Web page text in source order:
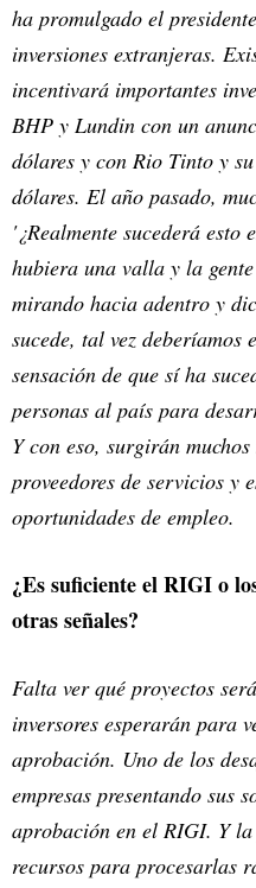
ha promulgado el
inversiones extranjeras.
incentivará importantes
BHP y Lundin con un
dólares y con Rio Tinto y
dólares. El año pasado,
'¿Realmente sucederá
hubiera una valla y la
mirando hacia adentro y
sucede, tal vez
sensación de que sí ha
personas al país para
Y con eso, surgirán
proveedores de servicios y
oportunidades de empleo.
¿Es suficiente el RIGI o
otras señales?
Falta ver qué proyectos
inversores esperarán para
aprobación. Uno de los
empresas presentando sus
aprobación en el RIGI. Y
recursos para procesarlas